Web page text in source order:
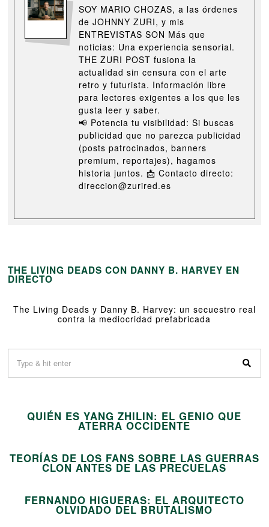
SOY MARIO CHOZAS, a las órdenes
de JOHNNY ZURI, y mis
ENTREVISTAS SON Más que
noticias: Una experiencia sensorial.
THE ZURI POST fusiona la
actualidad sin censura con el arte
retro y futurista. Información libre
para lectores exigentes a los que les
gusta leer y saber.
📢 Potencia tu visibilidad: Si buscas
publicidad que no parezca publicidad
(posts patrocinados, banners
premium, reportajes), hagamos
historia juntos. 📩 Contacto directo:
direccion@zurired.es
THE LIVING DEADS CON DANNY B. HARVEY EN
DIRECTO
The Living Deads y Danny B. Harvey: un secuestro real
contra la mediocridad prefabricada
QUIÉN ES YANG ZHILIN: EL GENIO QUE
ATERRA OCCIDENTE
TEORÍAS DE LOS FANS SOBRE LAS GUERRAS
CLON ANTES DE LAS PRECUELAS
FERNANDO HIGUERAS: EL ARQUITECTO
OLVIDADO DEL BRUTALISMO